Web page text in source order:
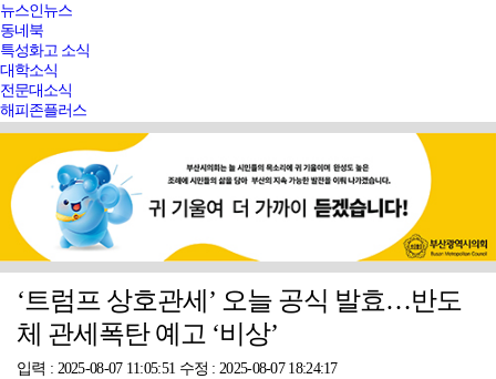
뉴스인뉴스
동네북
특성화고 소식
대학소식
전문대소식
해피존플러스
‘트럼프 상호관세’ 오늘 공식 발효…반도
체 관세폭탄 예고 ‘비상’
입력 : 2025-08-07 11:05:51 수정 : 2025-08-07 18:24:17